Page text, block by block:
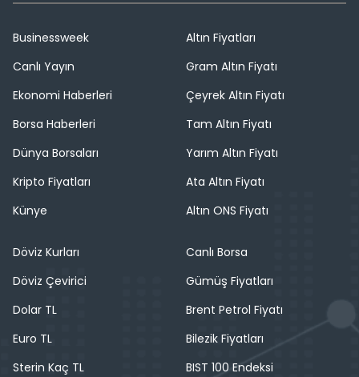
Businessweek
Canlı Yayın
Ekonomi Haberleri
Borsa Haberleri
Dünya Borsaları
Kripto Fiyatları
Künye
Altın Fiyatları
Gram Altın Fiyatı
Çeyrek Altın Fiyatı
Tam Altın Fiyatı
Yarım Altın Fiyatı
Ata Altın Fiyatı
Altın ONS Fiyatı
Döviz Kurları
Döviz Çevirici
Dolar TL
Euro TL
Sterin Kaç TL
Canlı Borsa
Gümüş Fiyatları
Brent Petrol Fiyatı
Bilezik Fiyatları
BIST 100 Endeksi